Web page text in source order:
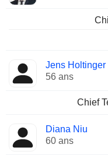
Jens Holtinger
56 ans
Chief
Diana Niu
60 ans